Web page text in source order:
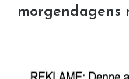
morgendagens